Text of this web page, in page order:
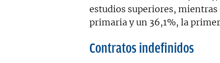
estudios superiores, mientras
primaria y un 36,1%, la
Contratos indefinidos